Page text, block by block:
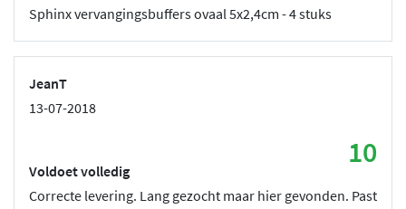
Sphinx vervangingsbuffers ovaal 5x2,4cm - 4 stuks
JeanT
13-07-2018
10
Voldoet volledig
Correcte levering. Lang gezocht maar hier gevonden. Past